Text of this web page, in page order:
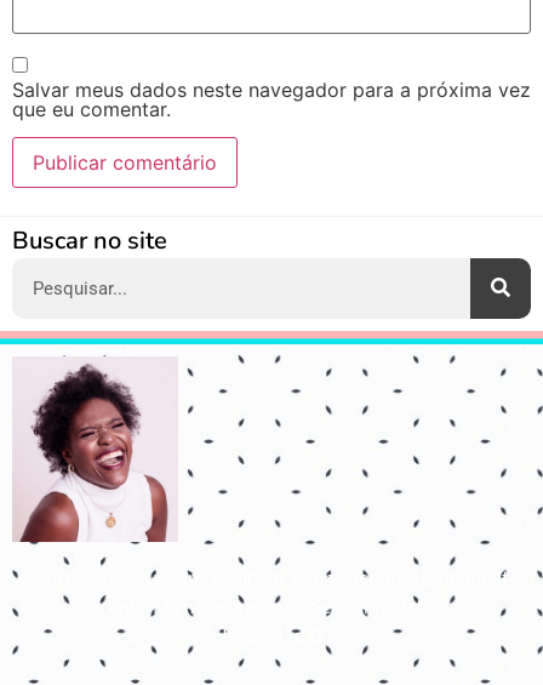
Salvar meus dados neste navegador para a próxima vez
que eu comentar.
Buscar no site
Para que todos vejam, e saibam, e considerem, e juntamente
entendam que a mão do Senhor fez isto
Isaías 41:20